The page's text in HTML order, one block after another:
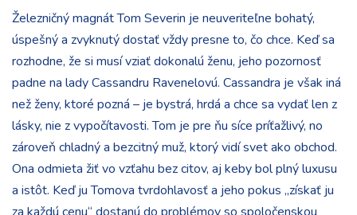
Železničný magnát Tom Severin je neuveriteľne bohatý,
úspešný a zvyknutý dostať vždy presne to, čo chce. Keď sa
rozhodne, že si musí vziať dokonalú ženu, jeho pozornosť
padne na lady Cassandru Ravenelovú. Cassandra je však iná
než ženy, ktoré pozná – je bystrá, hrdá a chce sa vydať len z
lásky, nie z vypočítavosti. Tom je pre ňu síce príťažlivý, no
zároveň chladný a bezcitný muž, ktorý vidí svet ako obchod.
Ona odmieta žiť vo vzťahu bez citov, aj keby bol plný luxusu
a istôt. Keď ju Tomova tvrdohlavosť a jeho pokus „získať ju